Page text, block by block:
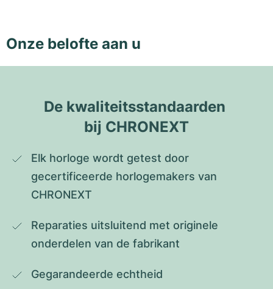
Onze belofte aan u
De kwaliteitsstandaarden
bij CHRONEXT
Elk horloge wordt getest door
gecertificeerde horlogemakers van
CHRONEXT
Reparaties uitsluitend met originele
onderdelen van de fabrikant
Gegarandeerde echtheid